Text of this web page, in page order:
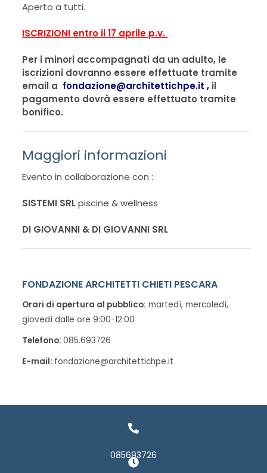
Aperto a tutti.
ISCRIZIONI entro il 17 aprile p.v.
Per i minori accompagnati da un adulto, le
iscrizioni dovranno essere effettuate tramite
email a fondazione@architettichpe.it , il
pagamento dovrà essere effettuato tramite
bonifico.
Maggiori informazioni
Evento in collaborazione con :
SISTEMI SRLpiscine & wellness
DI GIOVANNI & DI GIOVANNI SRL
FONDAZIONE ARCHITETTI CHIETI PESCARA
Orari di apertura al pubblico: martedì, mercoledì,
giovedì dalle ore 9:00-12:00
Telefono:085.693726
E-mail: fondazione@architettichpe.it
085693726